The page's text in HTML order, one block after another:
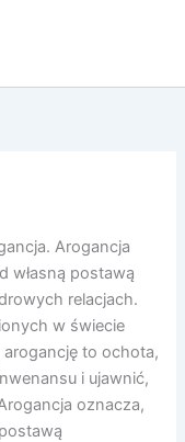
Arogancja
własną postawą
relacjach.
w świecie
to ochota,
i ujawnić,
oznacza,